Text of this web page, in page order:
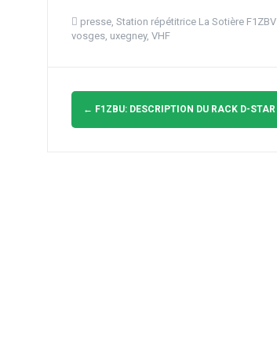
presse, Station répétitrice La Sotière F1ZBV
vosges, uxegney, VHF
Navigation
d'article
← F1ZBU: DESCRIPTION DU RACK D-STAR